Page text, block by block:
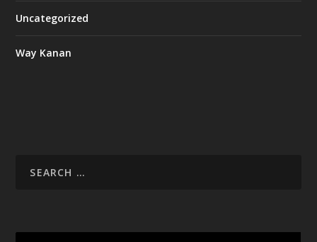
Uncategorized
Way Kanan